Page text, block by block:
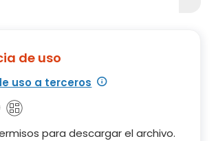
de uso
uso a terceros
para descargar el archivo.